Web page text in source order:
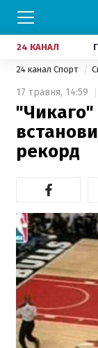
24 КАНАЛ
24 канал Спорт
17 травня, 14:59
"Чикаго"
рекорд